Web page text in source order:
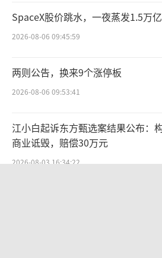
但与此同时，全国药店
8%，据预测到2025年这一
单体药店经营相较于
三：从供应商角度，单体
限，因此对上游供应商的
部管理角度，单体药店的
SpaceX股价跳水，一夜蒸发1.5万
2026-08-06 09:45:59
两则公告，换来9个涨停板
2026-08-06 09:53:41
江小白起诉东方甄选案结果公布：
商业诋毁，赔偿30万元
2026-08-03 16:34:22